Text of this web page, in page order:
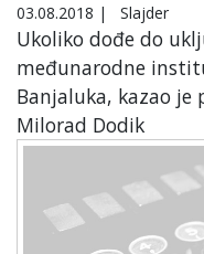
03.08.2018 | Slajder
Ukoliko dođe do
međunarodne
Banjaluka, kazao je
Milorad Dodik